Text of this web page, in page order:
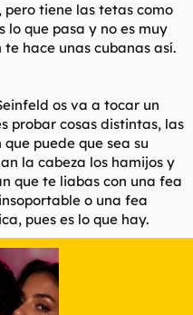
pero tiene las tetas como
lo que pasa y no es muy
hace unas cubanas así.
os va a tocar un
probar cosas distintas, las
puede que sea su
la cabeza los hamijos y
que te liabas con una fea
o una fea
pues es lo que hay.